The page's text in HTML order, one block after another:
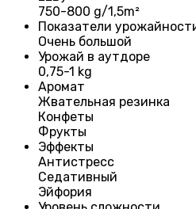
750-800 g/1,5m²
Показатели
Очень большой
Урожай в аутдоре
0,75-1 kg
Аромат
Жвательная резинка
Конфеты
Фрукты
Эффекты
Антистресс
Седативный
Эйфория